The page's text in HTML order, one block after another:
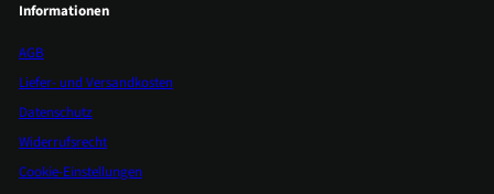
Informationen
AGB
Liefer- und Versandkosten
Datenschutz
Widerrufsrecht
Cookie-Einstellungen